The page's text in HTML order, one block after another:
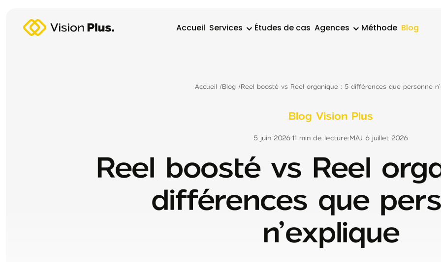
Accueil Services Études de cas Agences Méthode Blog
Accueil /Blog /Reel boosté vs Reel organique : 5 différences que personne
Blog Vision Plus
5 juin 2026·11 min de lecture·MAJ 6 juillet 2026
Reel boosté vs Reel
différences que
n’explique